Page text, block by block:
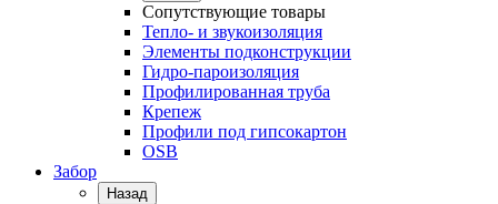
Сопутствующие товары
Тепло- и звукоизоляция
Элементы подконструкции
Гидро-пароизоляция
Профилированная труба
Крепеж
Профили под гипсокартон
OSB
Забор
Назад